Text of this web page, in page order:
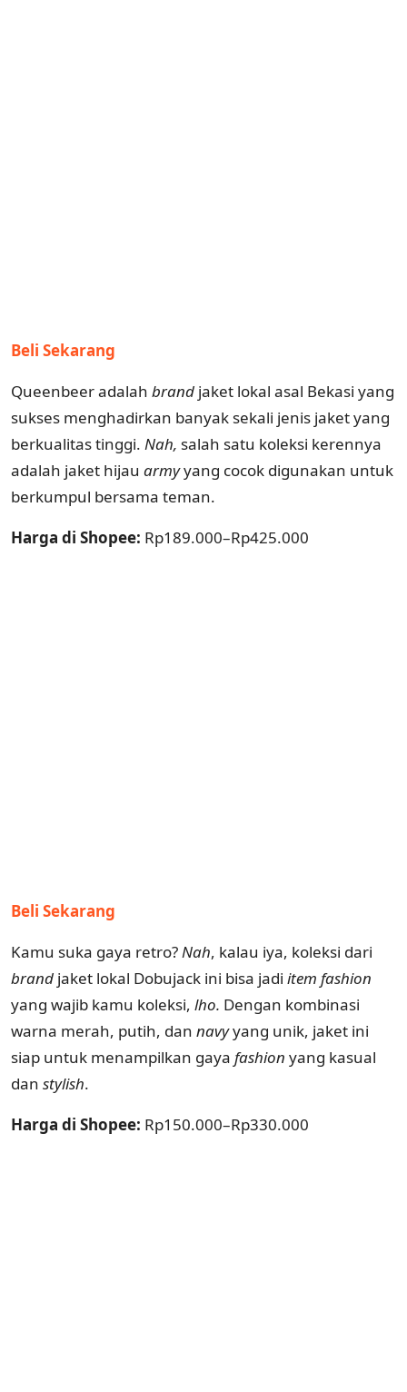
Beli Sekarang
Queenbeer adalah brand jaket lokal asal Bekasi yang
sukses menghadirkan banyak sekali jenis jaket yang
berkualitas tinggi. Nah, salah satu koleksi kerennya
adalah jaket hijau armyyang cocok digunakan untuk
berkumpul bersama teman.
Harga di Shopee: Rp189.000–Rp425.000
Beli Sekarang
Kamu suka gaya retro?Nah, kalau iya, koleksi dari
brand jaket lokal Dobujack ini bisa jadi item fashion
yang wajib kamu koleksi, lho. Dengan kombinasi
warna merah, putih, dan navyyang unik, jaket ini
siap untuk menampilkan gaya fashion yang kasual
dan stylish.
Harga di Shopee: Rp150.000–Rp330.000